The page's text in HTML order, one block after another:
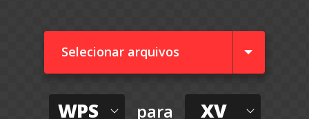
Selecionar arquivos
WPS para XV